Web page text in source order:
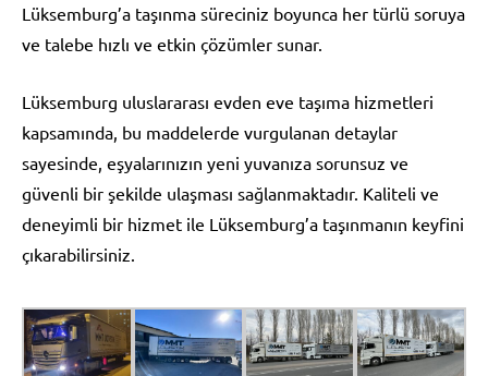
Lüksemburg’a taşınma süreciniz boyunca her türlü soruya
ve talebe hızlı ve etkin çözümler sunar.
Lüksemburg uluslararası evden eve taşıma hizmetleri
kapsamında, bu maddelerde vurgulanan detaylar
sayesinde, eşyalarınızın yeni yuvanıza sorunsuz ve
güvenli bir şekilde ulaşması sağlanmaktadır. Kaliteli ve
deneyimli bir hizmet ile Lüksemburg’a taşınmanın keyfini
çıkarabilirsiniz.